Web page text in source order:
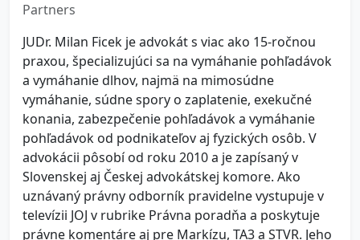
Partners
JUDr. Milan Ficek je advokát s viac ako 15-ročnou
praxou, špecializujúci sa na vymáhanie pohľadávok
a vymáhanie dlhov, najmä na mimosúdne
vymáhanie, súdne spory o zaplatenie, exekučné
konania, zabezpečenie pohľadávok a vymáhanie
pohľadávok od podnikateľov aj fyzických osôb. V
advokácii pôsobí od roku 2010 a je zapísaný v
Slovenskej aj Českej advokátskej komore. Ako
uznávaný právny odborník pravidelne vystupuje v
televízii JOJ v rubrike Právna poradňa a poskytuje
právne komentáre aj pre Markízu, TA3 a STVR. Jeho